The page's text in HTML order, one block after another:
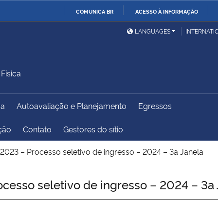
COMUNICA BR ACESSO À INFORMAÇÃO
Ministério da Defesa
Ministério das Relações
Exteriores
Desenvolvimento Regional
Controladoria-Geral da
União
LANGUAGES
Autoavaliação e Planejamento Egressos
Contato Gestores do sítio
– Processo seletivo de ingresso – 2024 – 3a Janela
seletivo de ingresso – 2024 – 3a